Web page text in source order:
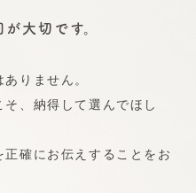
大切です。
りません。
、納得して選んでほし
確にお伝えすることをお